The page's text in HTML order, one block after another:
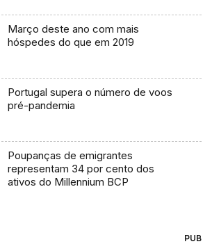
Março deste ano com mais
hóspedes do que em 2019
Portugal supera o número de voos
pré-pandemia
Poupanças de emigrantes
representam 34 por cento dos
ativos do Millennium BCP
PUB